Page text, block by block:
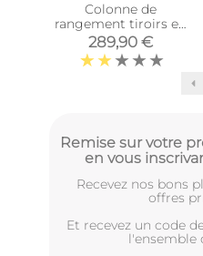
Colonne de
rangement tiroirs en
métal (Alu)
289,90 €
Remise sur votre
en vous
Recevez nos bons
offres
Et recevez un code
l'ensemble